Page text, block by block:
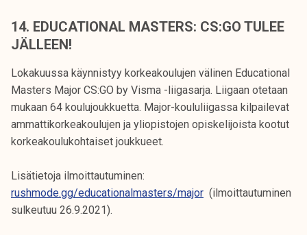
14. EDUCATIONAL MASTERS: CS:GO TULEE
JÄLLEEN!
Lokakuussa käynnistyy korkeakoulujen välinen Educational
Masters Major CS:GO by Visma -liigasarja. Liigaan otetaan
mukaan 64 koulujoukkuetta. Major-koululiigassa kilpailevat
ammattikorkeakoulujen ja yliopistojen opiskelijoista kootut
korkeakoulukohtaiset joukkueet.
Lisätietoja ilmoittautuminen:
rushmode.gg/educationalmasters/major (ilmoittautuminen
sulkeutuu 26.9.2021).